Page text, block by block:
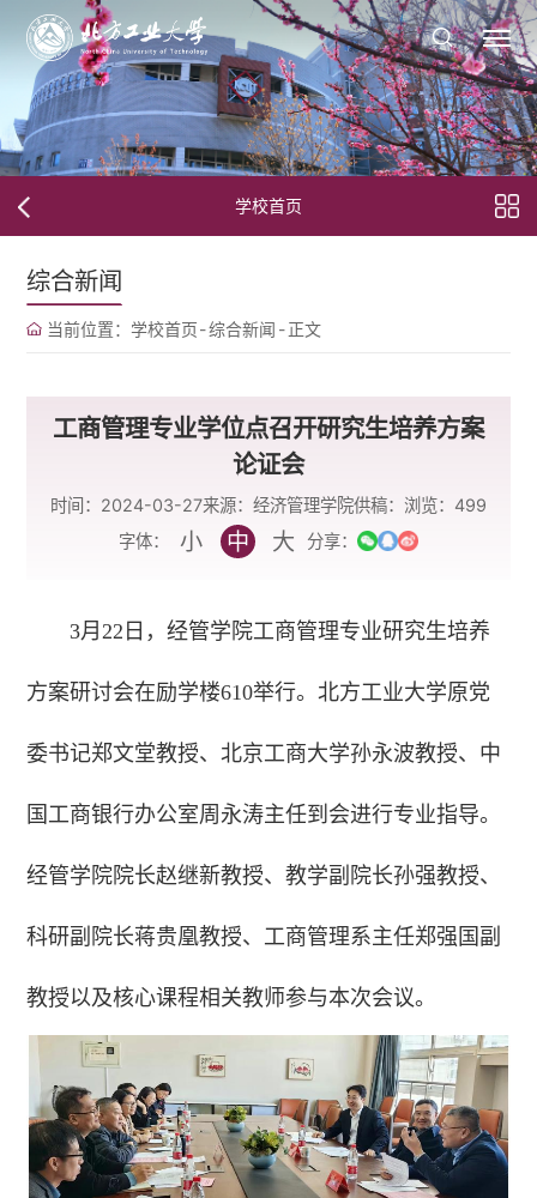
学校首页
综合新闻
当前位置： 学校首页-综合新闻 -正文
工商管理专业学位点召开研究生培养方案
论证会
时间：2024-03-27来源：经济管理学院供稿： 浏览： 499
字体：
小 中 大 分享：
3月22日，经管学院工商管理专业研究生培养
方案研讨会在励学楼610举行。北方工业大学原党
委书记郑文堂教授、北京工商大学孙永波教授、中
国工商银行办公室周永涛主任到会进行专业指导。
经管学院院长赵继新教授、教学副院长孙强教授、
科研副院长蒋贵凰教授、工商管理系主任郑强国副
教授以及核心课程相关教师参与本次会议。